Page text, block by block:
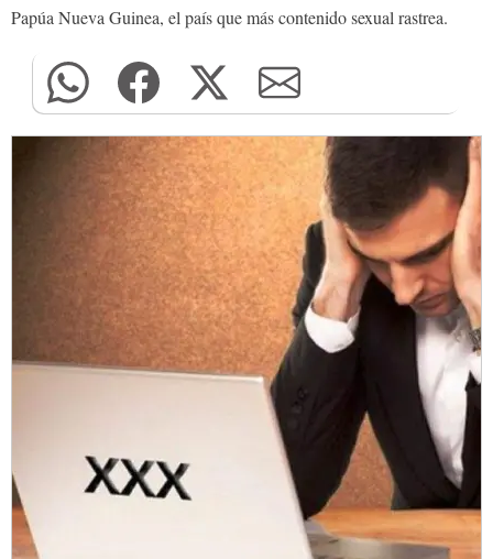
Papúa Nueva Guinea, el país que más contenido sexual rastrea.